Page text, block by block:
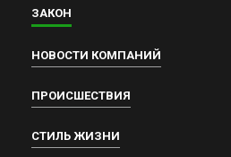
ЗАКОН
НОВОСТИ КОМПАНИЙ
ПРОИСШЕСТВИЯ
СТИЛЬ ЖИЗНИ